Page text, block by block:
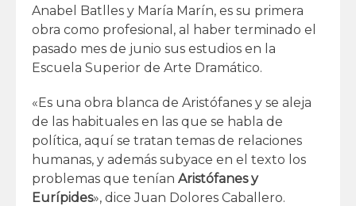
Anabel Batlles y María Marín, es su primera
obra como profesional, al haber terminado el
pasado mes de junio sus estudios en la
Escuela Superior de Arte Dramático.
«Es una obra blanca de Aristófanes y se aleja
de las habituales en las que se habla de
política, aquí se tratan temas de relaciones
humanas, y además subyace en el texto los
problemas que tenían Aristófanes y
Eurípides», dice Juan Dolores Caballero.